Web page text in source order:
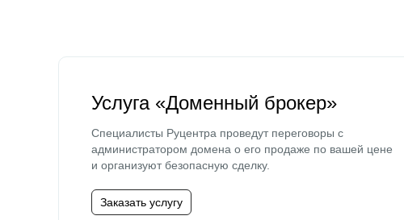
Услуга «Доменный брокер»
Специалисты Руцентра проведут переговоры с
администратором домена о его продаже по вашей цене
и организуют безопасную сделку.
Заказать услугу